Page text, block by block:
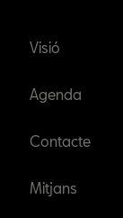
Visió
Agenda
Contacte
Mitjans